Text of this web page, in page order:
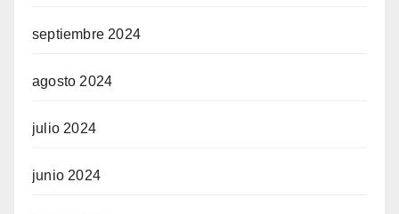
septiembre 2024
agosto 2024
julio 2024
junio 2024